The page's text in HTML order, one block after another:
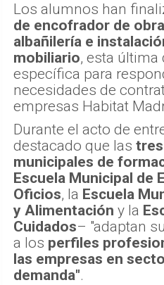
Los alumnos han
de encofrador de
albañilería e
mobiliario, esta última
específica para
necesidades de
empresas Habitat
Durante el acto de
destacado que las
municipales de
Escuela Municipal de
Oficios, la Escuela
y Alimentación y la
Cuidados– "adaptan
a los perfiles
las empresas en
demanda".